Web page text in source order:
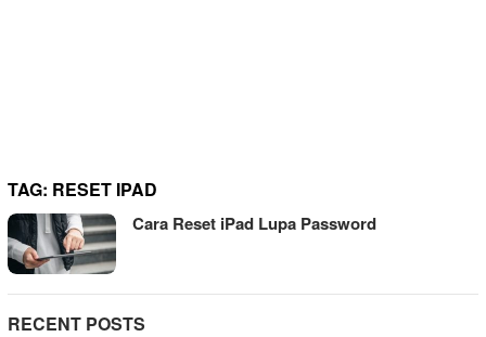
TAG: RESET IPAD
Cara Reset iPad Lupa Password
RECENT POSTS